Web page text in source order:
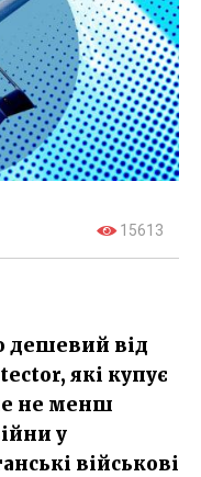
15613
дешевий від
які купує
не менш
у
військові